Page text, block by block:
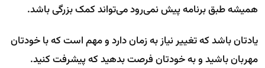
همیشه طبق برنامه پیش نمی‌رود می‌تواند کمک بزرگی باشد.
یادتان باشد که تغییر نیاز به زمان دارد و مهم است که با خودتان
مهربان باشید و به خودتان فرصت بدهید که پیشرفت کنید.